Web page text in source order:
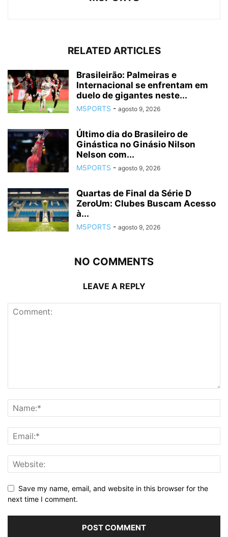
RELATED ARTICLES
Brasileirão: Palmeiras e
Internacional se enfrentam em
duelo de gigantes neste...
M5PORTS - agosto 9, 2026
Último dia do Brasileiro de
Ginástica no Ginásio Nilson
Nelson com...
M5PORTS - agosto 9, 2026
Quartas de Final da Série D
ZeroUm: Clubes Buscam Acesso
à...
M5PORTS - agosto 9, 2026
NO COMMENTS
LEAVE A REPLY
Save my name, email, and website in this browser for the
next time I comment.